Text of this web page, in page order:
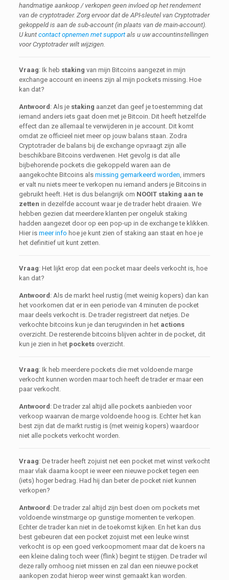
handmatige aankoop / verkopen geen invloed op het rendement
van de cryptotrader. Zorg ervoor dat de API-sleutel van Cryptotrader
gekoppeld is aan de sub-account (in plaats van de main-account).
U kunt contact opnemen met supportals u uw accountinstellingen
voor Cryptotrader wilt wijzigen.
Vraag: Ik heb staking van mijn Bitcoins aangezet in mijn
exchange account en ineens zijn al mijn pockets missing. Hoe
kan dat?
Antwoord : Als je staking aanzet dan geef je toestemming dat
iemand anders iets gaat doen met je Bitcoin. Dit heeft hetzelfde
effect dan ze allemaal te verwijderen in je account. Dit komt
omdat ze officieel niet meer op jouw balans staan. Zodra
Cryptotrader de balans bij de exchange opvraagt zijn alle
beschikbare Bitcoins verdwenen. Het gevolg is dat alle
bijbehorende pockets die gekoppeld waren aan de
aangekochte Bitcoins als missing gemarkeerd worden, immers
er valt nu niets meer te verkopen nu iemand anders je Bitcoins in
gebruikt heeft. Het is dus belangrijk om NOOIT staking aan te
zetten in dezelfde account waar je de trader hebt draaien. We
hebben gezien dat meerdere klanten per ongeluk staking
hadden aangezet door op een pop-up in de exchange te klikken.
Hier is meer info hoe je kunt zien of staking aan staat en hoe je
het definitief uit kunt zetten.
Vraag: Het lijkt erop dat een pocket maar deels verkocht is, hoe
kan dat?
Antwoord : Als de markt heel rustig (met weinig kopers) dan kan
het voorkomen dat er in een periode van 4 minuten de pocket
maar deels verkocht is. De trader registreert dat netjes. De
verkochte bitcoins kun je dan terugvinden in het actions
overzicht. De resterende bitcoins blijven achter in de pocket, dit
kun je zien in het pocketsoverzicht.
Vraag: Ik heb meerdere pockets die met voldoende marge
verkocht kunnen worden maar toch heeft de trader er maar een
paar verkocht.
Antwoord : De trader zal altijd alle pockets aanbieden voor
verkoop waarvan de marge voldoende hoog is. Echter het kan
best zijn dat de markt rustig is (met weinig kopers) waardoor
niet alle pockets verkocht worden.
Vraag: De trader heeft zojuist net een pocket met winst verkocht
maar vlak daarna koopt ie weer een nieuwe pocket tegen een
(iets) hoger bedrag. Had hij dan beter de pocket niet kunnen
verkopen?
Antwoord : De trader zal altijd zijn best doen om pockets met
voldoende winstmarge op gunstige momenten te verkopen.
Echter de trader kan niet in de toekomst kijken. En het kan dus
best gebeuren dat een pocket zojuist met een leuke winst
verkocht is op een goed verkoopmoment maar dat de koers na
een kleine daling toch weer (flink) begint te stijgen. De trader wil
deze rally omhoog niet missen en zal dan een nieuwe pocket
aankopen zodat hierop weer winst gemaakt kan worden.